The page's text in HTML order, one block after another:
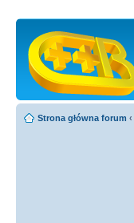
Strona główna forum ‹